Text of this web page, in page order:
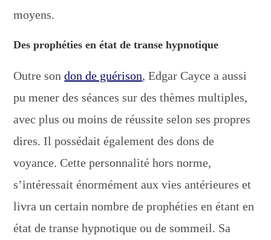
moyens.
Des prophéties en état de transe hypnotique
Outre sondon de guérison, Edgar Cayce a aussi
pu mener des séances sur des thèmes multiples,
avec plus ou moins de réussite selon ses propres
dires. Il possédait également des dons de
voyance. Cette personnalité hors norme,
s’intéressait énormément aux vies antérieures et
livra un certain nombre de prophéties en étant en
état de transe hypnotique ou de sommeil. Sa